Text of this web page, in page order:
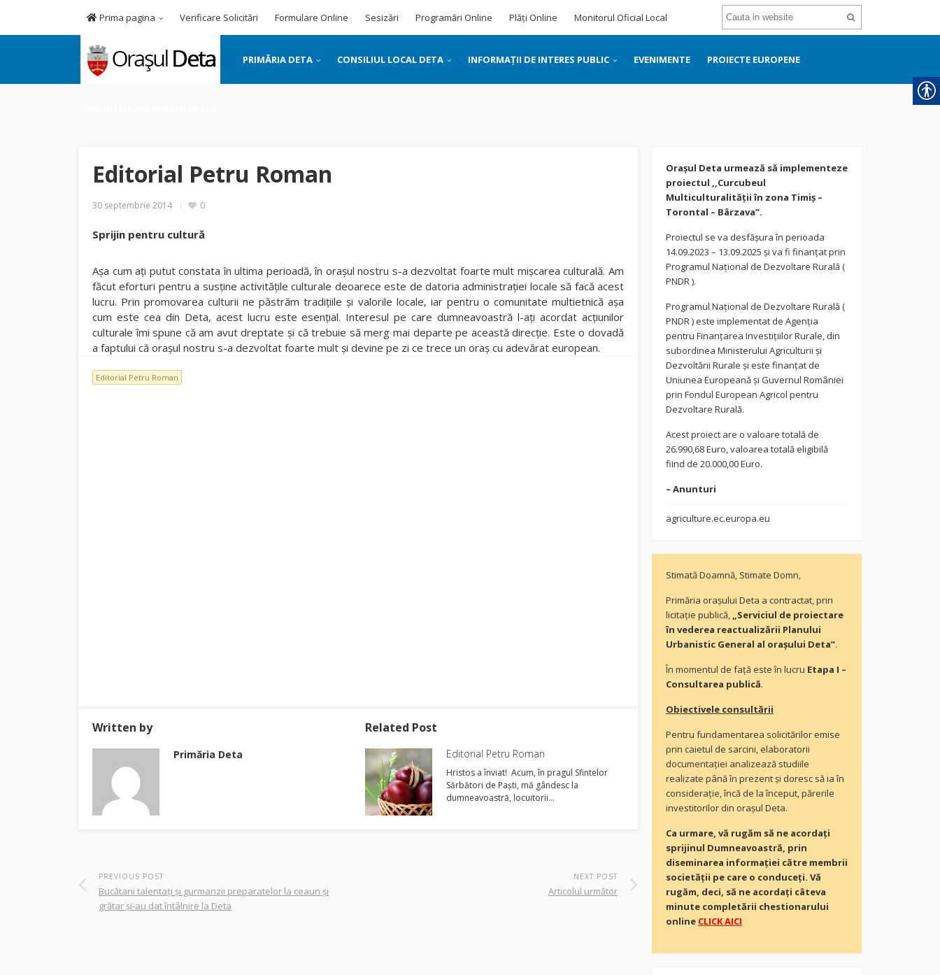
Prima pagina Verificare Solicitări Formulare Online Sesizări Programări Online Plăți Online Monitorul Oficial Local
PRIMĂRIA DETA CONSILIUL LOCAL DETA INFORMAȚII DE INTERES PUBLIC EVENIMENTE PROIECTE EUROPENE
Editorial Petru Roman
30 septembrie 2014 0
Sprijin pentru cultură
Așa cum ați putut constata în ultima perioadă, în orașul nostru s-a dezvoltat foarte mult mișcarea culturală. Am
făcut eforturi pentru a susține activitățile culturale deoarece este de datoria administrației locale să facă acest
lucru. Prin promovarea culturii ne păstrăm tradițiile și valorile locale, iar pentru o comunitate multietnică așa
cum este cea din Deta, acest lucru este esențial. Interesul pe care dumneavoastră l-ați acordat acțiunilor
culturale îmi spune că am avut dreptate și că trebuie să merg mai departe pe această direcție. Este o dovadă
a faptului că orașul nostru s-a dezvoltat foarte mult și devine pe zi ce trece un oraș cu adevărat european.
Editorial Petru Roman
Written by
Primăria Deta
Related Post
Editorial Petru Roman
Hristos a înviat! Acum, în pragul Sfintelor
Sărbători de Paşti, mă gândesc la
dumneavoastră, locuitorii…
PREVIOUS POST
Bucătarii talentați și gurmanzii preparatelor la ceaun și
grătar și-au dat întâlnire la Deta
NEXT POST
Articolul următor
Orașul Deta urmează să implementeze
proiectul ,,Curcubeul
Multiculturalității în zona Timiș –
Torontal – Bârzava”.
Proiectul se va desfășura în perioada
14.09.2023 – 13.09.2025 și va fi finanțat prin
Programul Național de Dezvoltare Rurală (
PNDR ).
Programul Național de Dezvoltare Rurală (
PNDR ) este implementat de Agenția
pentru Finanțarea Investițiilor Rurale, din
subordinea Ministerului Agriculturii și
Dezvoltării Rurale și este finanțat de
Uniunea Europeană și Guvernul României
prin Fondul European Agricol pentru
Dezvoltare Rurală.
Acest proiect are o valoare totală de
26.990,68 Euro, valoarea totală eligibilă
fiind de 20.000,00 Euro.
– Anunturi
agriculture.ec.europa.eu
Stimată Doamnă, Stimate Domn,
Primăria orașului Deta a contractat, prin
licitație publică, „Serviciul de proiectare
în vederea reactualizării Planului
Urbanistic General al orașului Deta”.
În momentul de faţă este în lucru Etapa I –
Consultarea publică.
Obiectivele consultării
Pentru fundamentarea solicitărilor emise
prin caietul de sarcini, elaboratorii
documentaţiei analizează studiile
realizate până în prezent și doresc să ia în
consideraţie, încă de la început, părerile
investitorilor din orașul Deta.
Ca urmare, vă rugăm să ne acordaţi
sprijinul Dumneavoastră, prin
diseminarea informației către membrii
societății pe care o conduceți. Vă
rugăm, deci, să ne acordați câteva
minute completării chestionarului
online CLICK AICI